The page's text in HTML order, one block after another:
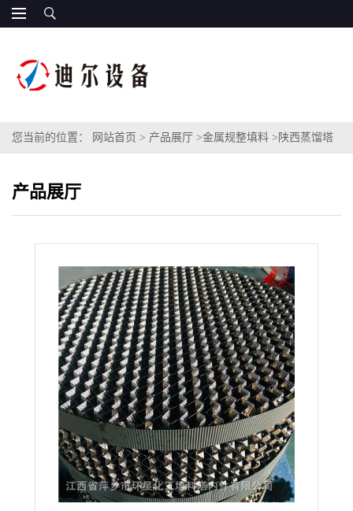
您当前的位置： 网站首页 > 产品展厅 >金属规整填料 > 陕西蒸馏塔
产品展厅